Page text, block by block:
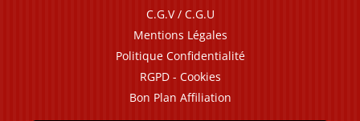
C.G.V / C.G.U
Mentions Légales
Politique Confidentialité
RGPD - Cookies
Bon Plan Affiliation